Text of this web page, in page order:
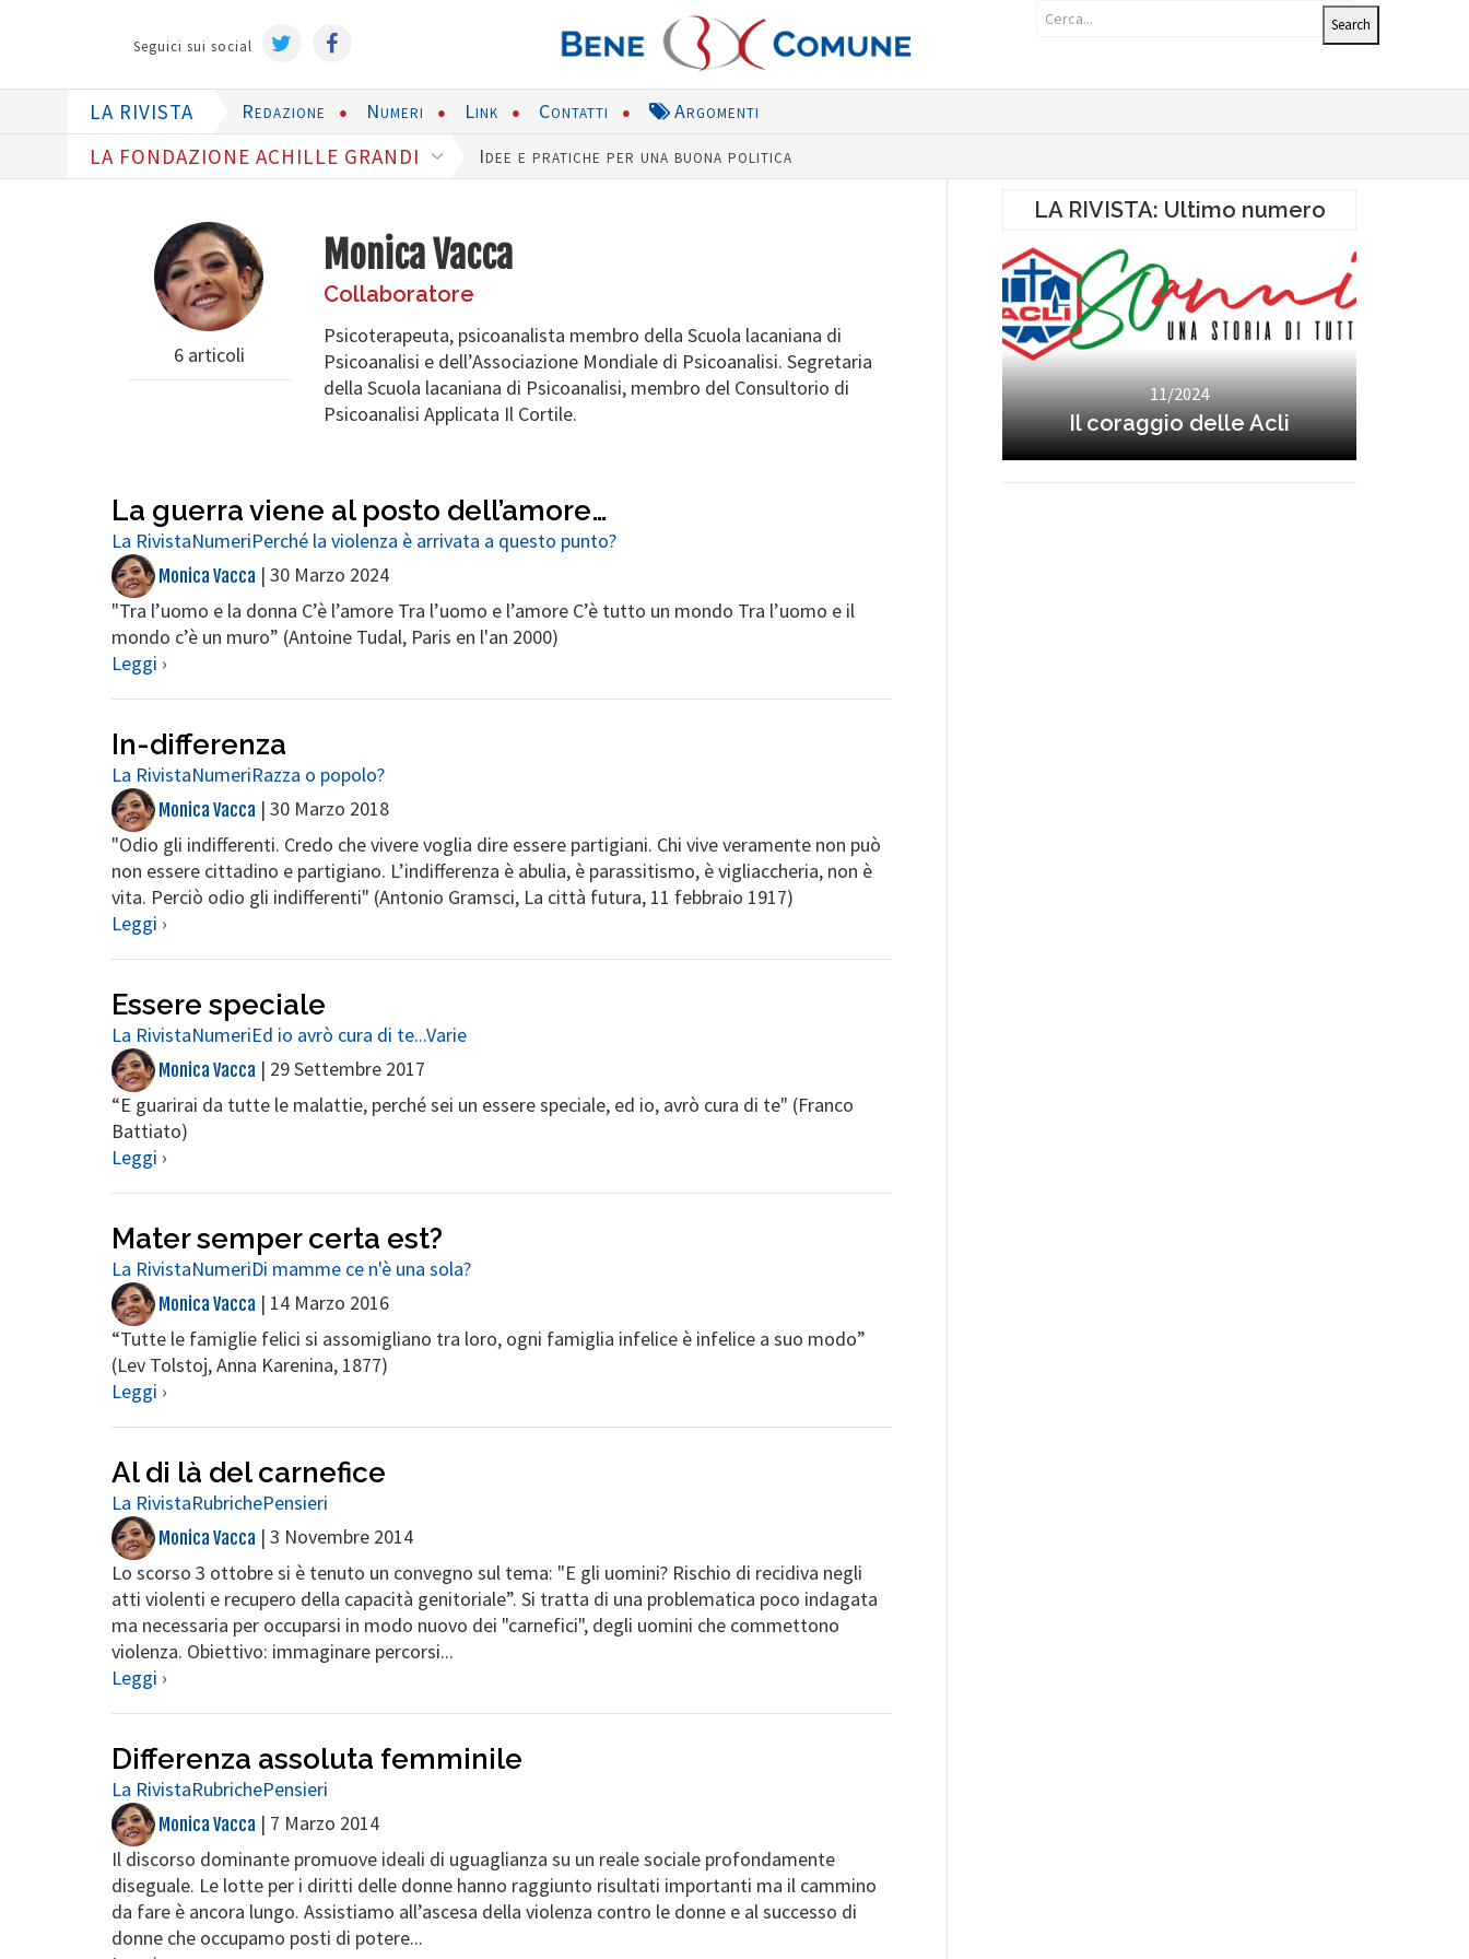
Seguici sui social
LA RIVISTA Redazione Numeri Link Contatti Argomenti
LA FONDAZIONE ACHILLE GRANDI Idee e pratiche per una buona politica
6 articoli
Monica Vacca
Collaboratore
Psicoterapeuta, psicoanalista membro della Scuola lacaniana di
Psicoanalisi e dell’Associazione Mondiale di Psicoanalisi. Segretaria
della Scuola lacaniana di Psicoanalisi, membro del Consultorio di
Psicoanalisi Applicata Il Cortile.
La guerra viene al posto dell’amore…
La RivistaNumeriPerché la violenza è arrivata a questo punto?
Monica Vacca | 30 Marzo 2024
"Tra l’uomo e la donna C’è l’amore Tra l’uomo e l’amore C’è tutto un mondo Tra l’uomo e il
mondo c’è un muro” (Antoine Tudal, Paris en l'an 2000)
Leggi ›
In-differenza
La RivistaNumeriRazza o popolo?
Monica Vacca | 30 Marzo 2018
"Odio gli indifferenti. Credo che vivere voglia dire essere partigiani. Chi vive veramente non può
non essere cittadino e partigiano. L’indifferenza è abulia, è parassitismo, è vigliaccheria, non è
vita. Perciò odio gli indifferenti" (Antonio Gramsci, La città futura, 11 febbraio 1917)
Leggi ›
Essere speciale
La RivistaNumeriEd io avrò cura di te...Varie
Monica Vacca | 29 Settembre 2017
“E guarirai da tutte le malattie, perché sei un essere speciale, ed io, avrò cura di te" (Franco
Battiato)
Leggi ›
Mater semper certa est?
La RivistaNumeriDi mamme ce n'è una sola?
Monica Vacca | 14 Marzo 2016
“Tutte le famiglie felici si assomigliano tra loro, ogni famiglia infelice è infelice a suo modo”
(Lev Tolstoj, Anna Karenina, 1877)
Leggi ›
Al di là del carnefice
La RivistaRubrichePensieri
Monica Vacca | 3 Novembre 2014
Lo scorso 3 ottobre si è tenuto un convegno sul tema: "E gli uomini? Rischio di recidiva negli
atti violenti e recupero della capacità genitoriale”. Si tratta di una problematica poco indagata
ma necessaria per occuparsi in modo nuovo dei "carnefici", degli uomini che commettono
violenza. Obiettivo: immaginare percorsi...
Leggi ›
Differenza assoluta femminile
La RivistaRubrichePensieri
Monica Vacca | 7 Marzo 2014
Il discorso dominante promuove ideali di uguaglianza su un reale sociale profondamente
diseguale. Le lotte per i diritti delle donne hanno raggiunto risultati importanti ma il cammino
da fare è ancora lungo. Assistiamo all’ascesa della violenza contro le donne e al successo di
donne che occupamo posti di potere...
LA RIVISTA: Ultimo numero
11/2024
Il coraggio delle Acli